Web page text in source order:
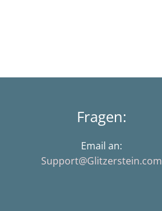
Fragen:
Email an:
Support@Glitzerstein.com